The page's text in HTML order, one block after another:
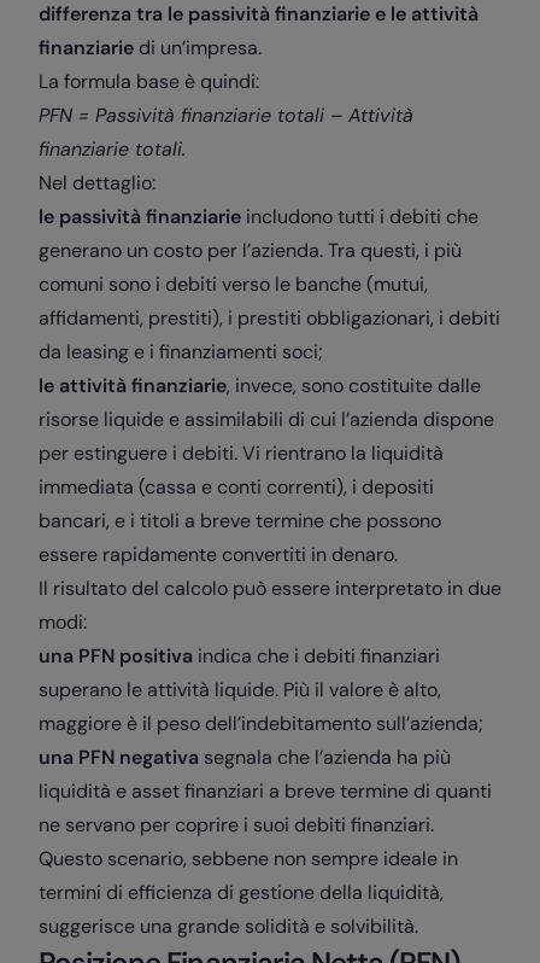
differenza tra le passività finanziarie e le attività
finanziarie di un’impresa.
La formula base è quindi:
PFN = Passività finanziarie totali – Attività
finanziarie totali.
Nel dettaglio:
le passività finanziarie includono tutti i debiti che
generano un costo per l’azienda. Tra questi, i più
comuni sono i debiti verso le banche (mutui,
affidamenti, prestiti), i prestiti obbligazionari, i debiti
da leasing e i finanziamenti soci;
le attività finanziarie, invece, sono costituite dalle
risorse liquide e assimilabili di cui l’azienda dispone
per estinguere i debiti. Vi rientrano la liquidità
immediata (cassa e conti correnti), i depositi
bancari, e i titoli a breve termine che possono
essere rapidamente convertiti in denaro.
Il risultato del calcolo può essere interpretato in due
modi:
una PFN positiva indica che i debiti finanziari
superano le attività liquide. Più il valore è alto,
maggiore è il peso dell’indebitamento sull’azienda;
una PFN negativa segnala che l’azienda ha più
liquidità e asset finanziari a breve termine di quanti
ne servano per coprire i suoi debiti finanziari.
Questo scenario, sebbene non sempre ideale in
termini di efficienza di gestione della liquidità,
suggerisce una grande solidità e solvibilità.